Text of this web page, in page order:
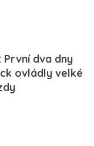
První dva dny
ovládly velké